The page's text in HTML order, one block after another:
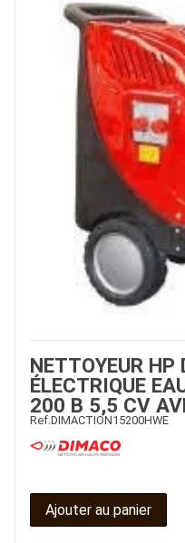
NETTOYEUR HP
ÉLECTRIQUE
200 B 5,5 CV
Ref. DIMACTION15200HWE
Ajouter au panier